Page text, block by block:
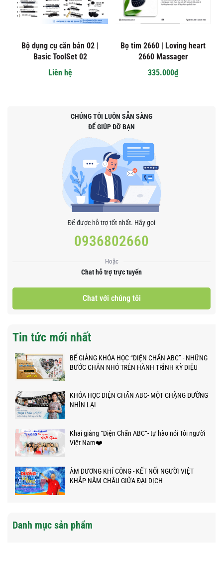
Bộ dụng cụ căn bản 02 |
Basic ToolSet 02
Liên hệ
Bọ tim 2660 | Loving heart
2660 Massager
335.000₫
CHÚNG TÔI LUÔN SẴN SÀNG
ĐỂ GIÚP ĐỠ BẠN
Để được hỗ trợ tốt nhất. Hãy gọi
0936802660
Hoặc
Chat hỗ trợ trực tuyến
Chat với chúng tôi
Tin tức mới nhất
BẾ GIẢNG KHÓA HỌC “DIỆN CHẨN ABC” - NHỮNG
BƯỚC CHÂN NHỎ TRÊN HÀNH TRÌNH KỲ DIỆU
KHÓA HỌC DIỆN CHẨN ABC- MỘT CHẶNG ĐƯỜNG
NHÌN LẠI
Khai giảng “Diện Chẩn ABC“- tự hào nói Tôi người
Việt Nam❤️
ÂM DƯƠNG KHÍ CÔNG - KẾT NỐI NGƯỜI VIỆT
KHẮP NĂM CHÂU GIỮA ĐẠI DỊCH
Danh mục sản phẩm